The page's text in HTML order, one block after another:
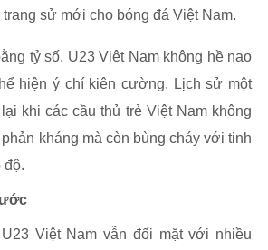
trang sử mới cho bóng đá Việt Nam.
tỷ số, U23 Việt Nam không hề nao
hiện ý chí kiên cường. Lịch sử một
khi các cầu thủ trẻ Việt Nam không
kháng mà còn bùng cháy với tinh
độ.
Việt Nam vẫn đối mặt với nhiều